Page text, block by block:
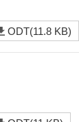
ODT(11.8 KB)